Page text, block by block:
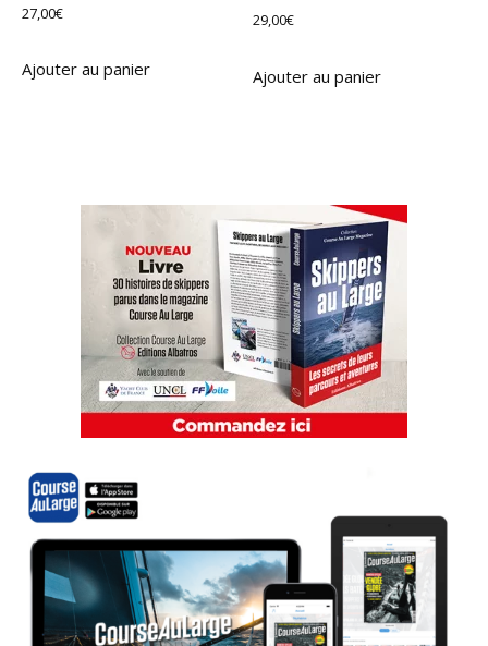
27,00€
Ajouter au panier
29,00€
Ajouter au panier